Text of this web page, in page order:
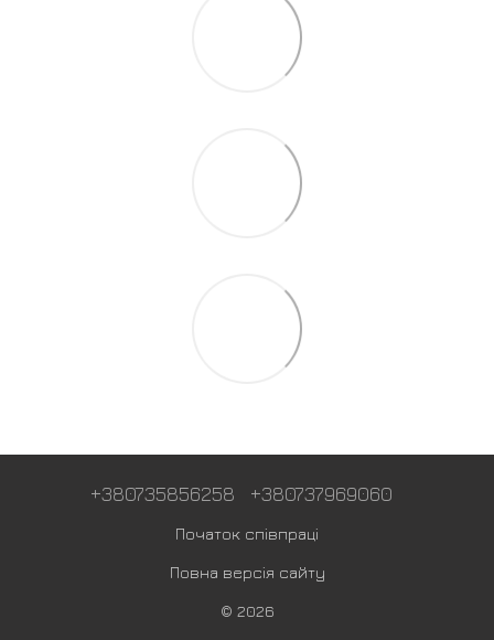
+380735856258 +380737969060
Початок співпраці
Повна версія сайту
© 2026